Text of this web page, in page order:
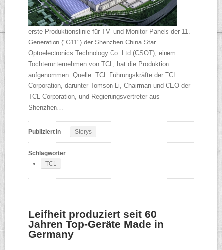
erste Produktionslinie für TV- und Monitor-Panels der 11.
Generation ("G11") der Shenzhen China Star
Optoelectronics Technology Co. Ltd (CSOT), einem
Tochterunternehmen von TCL, hat die Produktion
aufgenommen. Quelle: TCL Führungskräfte der TCL
Corporation, darunter Tomson Li, Chairman und CEO der
TCL Corporation, und Regierungsvertreter aus
Shenzhen…
Publiziert in Storys
Schlagwörter
TCL
Leifheit produziert seit 60
Jahren Top-Geräte Made in
Germany